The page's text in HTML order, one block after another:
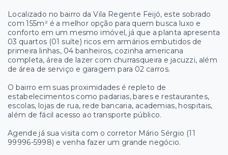
Localizado no bairro da Vila Regente Feijó, este sobrado
com 155m² é a melhor opção para quem busca luxo e
conforto em um mesmo imóvel, já que a planta apresenta
03 quartos (01 suíte) ricos em armários embutidos de
primeira linhas, 04 banheiros, cozinha americana
completa, área de lazer com churrasqueira e jacuzzi, além
de área de serviço e garagem para 02 carros.
O bairro em suas proximidades é repleto de
estabelecimentos como padarias, bares e restaurantes,
escolas, lojas de rua, rede bancaria, academias, hospitais,
além de fácil acesso ao transporte público.
Agende já sua visita com o corretor Mário Sérgio (11
99996-5998) e venha fazer um grande negócio.